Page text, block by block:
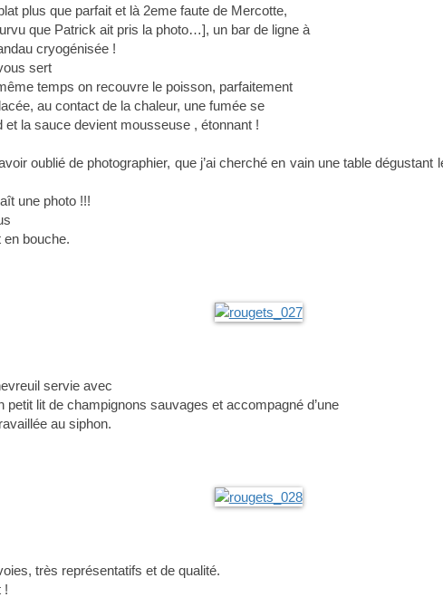
plus que parfait et là 2eme faute de Mercotte,
que Patrick ait pris la photo…], un bar de ligne à
cryogénisée !
sert
temps on recouvre le poisson, parfaitement
au contact de la chaleur, une fumée se
et la sauce devient mousseuse , étonnant !
oublié de photographier, que j’ai cherché en vain une table dégustant
une photo !!!
bouche.
servie avec
petit lit de champignons sauvages et accompagné d’une
au siphon.
très représentatifs et de qualité.
!